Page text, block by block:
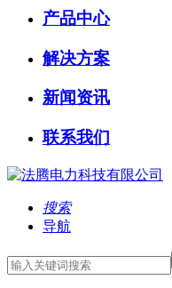
产品中心
解决方案
新闻资讯
联系我们
搜索
导航